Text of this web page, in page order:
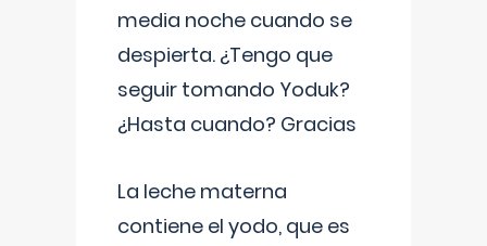
media noche cuando se
despierta. ¿Tengo que
seguir tomando Yoduk?
¿Hasta cuando? Gracias
La leche materna
contiene el yodo, que es